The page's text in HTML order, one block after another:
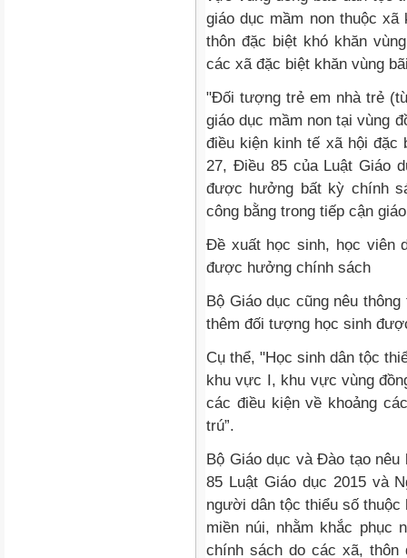
giáo dục mầm non thuộc
thôn đặc biệt khó khăn
các xã đặc biệt khăn vùng
"Đối tượng trẻ em nhà trẻ
giáo dục mầm non tại vùng
điều kiện kinh tế xã hội
27, Điều 85 của Luật Giáo
được hưởng bất kỳ chính
công bằng trong tiếp cận
Đề xuất học sinh, học viên
được hưởng chính sách
Bộ Giáo dục cũng nêu
thêm đối tượng học sinh
Cụ thể, "Học sinh dân tộc
khu vực I, khu vực vùng
các điều kiện về khoảng
trú”.
Bộ Giáo dục và Đào tạo
85 Luật Giáo dục 2015 và
người dân tộc thiểu số thuộc
miền núi, nhằm khắc phục
chính sách do các xã, thôn